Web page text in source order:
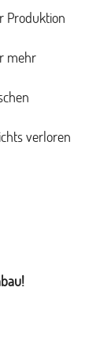
Produktion
mehr
verloren